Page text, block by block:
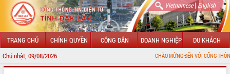
Vietnamese| English
TRANG CHỦ CHÍNH QUYỀN CÔNG DÂN DOANH NGHIỆP DU KHÁCH
Chủ nhật, 09/08/2026 CHÀO MỪNG ĐẾN VỚI CỔNG THÔNG TIN ĐIỆN TỬ TỈNH